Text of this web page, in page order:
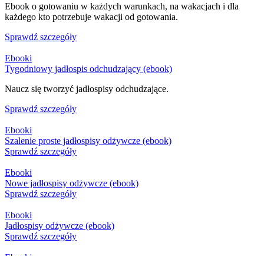
Ebook o gotowaniu w każdych warunkach, na wakacjach i dla
każdego kto potrzebuje wakacji od gotowania.
Sprawdź szczegóły
Ebooki
Tygodniowy jadłospis odchudzający (ebook)
Naucz się tworzyć jadłospisy odchudzające.
Sprawdź szczegóły
Ebooki
Szalenie proste jadłospisy odżywcze (ebook)
Sprawdź szczegóły
Ebooki
Nowe jadłospisy odżywcze (ebook)
Sprawdź szczegóły
Ebooki
Jadłospisy odżywcze (ebook)
Sprawdź szczegóły